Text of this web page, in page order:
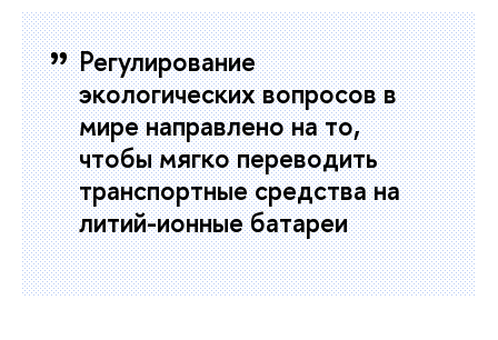
Регулирование
экологических вопросов в
мире направлено на то,
чтобы мягко переводить
транспортные средства на
литий-ионные батареи